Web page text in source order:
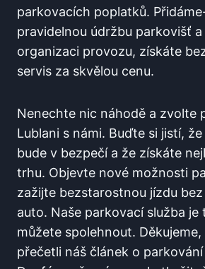
parkovacích poplatků.
pravidelnou údržbu parkovišť
organizaci provozu, získáte
servis za skvělou cenu.
Nenechte nic náhodě a zvolte
Lublani s námi. Buďte si jistí,
bude v bezpečí a že získáte
trhu. Objevte nové možnosti
zažijte bezstarostnou jízdu
auto. Naše parkovací služba je
můžete spolehnout. Děkujeme,
přečetli náš článek o